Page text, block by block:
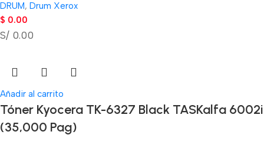
DRUM, Drum Xerox
$ 0.00
S/ 0.00
Añadir al carrito
Tóner Kyocera TK-6327 Black TASKalfa 6002i
(35,000 Pag)